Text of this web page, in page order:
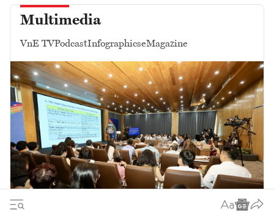
Multimedia
VnE TVPodcastInfographicseMagazine